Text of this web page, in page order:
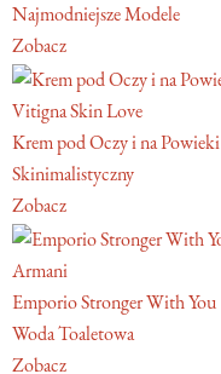
Najmodniejsze Modele
Zobacz
Vitigna Skin Love
Krem pod Oczy i na Powieki
Skinimalistyczny
Zobacz
Armani
Emporio Stronger With You
Woda Toaletowa
Zobacz